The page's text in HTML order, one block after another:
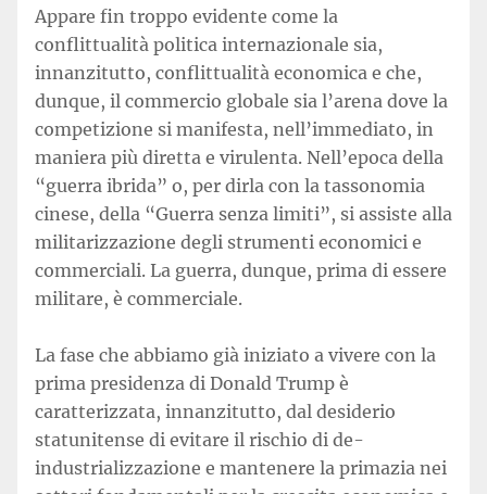
Appare fin troppo evidente come la
conflittualità politica internazionale sia,
innanzitutto, conflittualità economica e che,
dunque, il commercio globale sia l’arena dove la
competizione si manifesta, nell’immediato, in
maniera più diretta e virulenta. Nell’epoca della
“guerra ibrida” o, per dirla con la tassonomia
cinese, della “Guerra senza limiti”, si assiste alla
militarizzazione degli strumenti economici e
commerciali. La guerra, dunque, prima di essere
militare, è commerciale.
La fase che abbiamo già iniziato a vivere con la
prima presidenza di Donald Trump è
caratterizzata, innanzitutto, dal desiderio
statunitense di evitare il rischio di de-
industrializzazione e mantenere la primazia nei